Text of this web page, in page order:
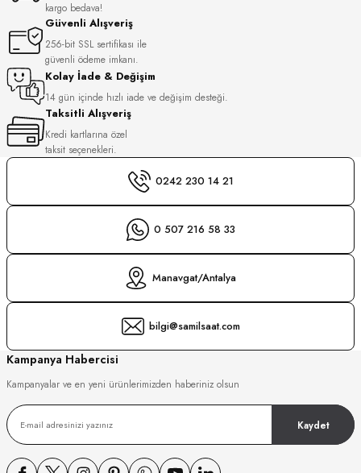
kargo bedava!
Güvenli Alışveriş
256-bit SSL sertifikası ile
güvenli ödeme imkanı.
Kolay İade & Değişim
14 gün içinde hızlı iade ve değişim desteği.
Taksitli Alışveriş
Kredi kartlarına özel
taksit seçenekleri.
0242 230 14 21
0 507 216 58 33
Manavgat/Antalya
bilgi@samilsaat.com
Kampanya Habercisi
Kampanyalar ve en yeni ürünlerimizden haberiniz olsun
Kaydet